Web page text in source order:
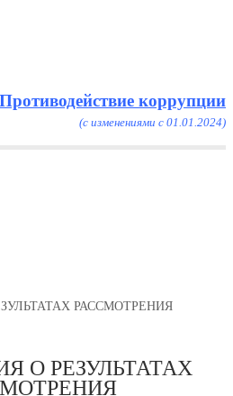
Противодействие коррупции
(с изменениями с 01.01.2024)
РАССМОТРЕНИЯ
О РЕЗУЛЬТАТАХ